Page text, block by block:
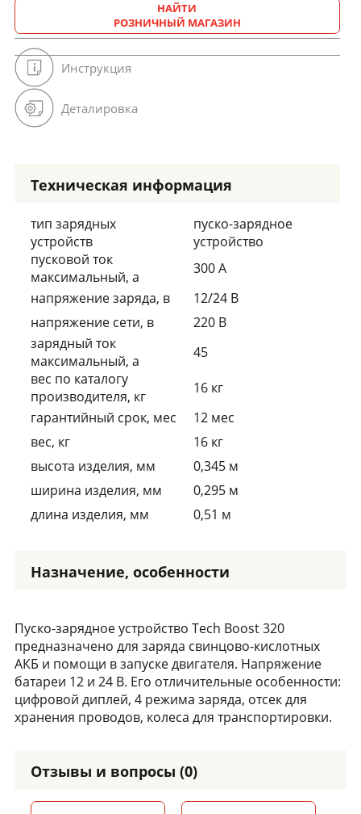
НАЙТИ
РОЗНИЧНЫЙ МАГАЗИН
Инструкция
Деталировка
Техническая информация
тип зарядных
устройств
пуско-зарядное
устройство
пусковой ток
максимальный, а
300 А
напряжение заряда, в
12/24 В
напряжение сети, в
220 В
зарядный ток
максимальный, а
45
вес по каталогу
производителя, кг
16 кг
гарантийный срок, мес
12 мес
вес, кг
16 кг
высота изделия, мм
0,345 м
ширина изделия, мм
0,295 м
длина изделия, мм
0,51 м
Назначение, особенности
Пуско-зарядное устройство Tech Boost 320
предназначено для заряда свинцово-кислотных
АКБ и помощи в запуске двигателя. Напряжение
батареи 12 и 24 В. Его отличительные особенности:
цифровой диплей, 4 режима заряда, отсек для
хранения проводов, колеса для транспортировки.
Отзывы и вопросы (0)